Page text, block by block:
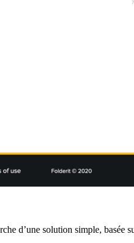
d’une solution simple,